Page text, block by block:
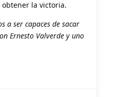
la victoria.
a ser capaces de sacar
Ernesto Valverde y uno